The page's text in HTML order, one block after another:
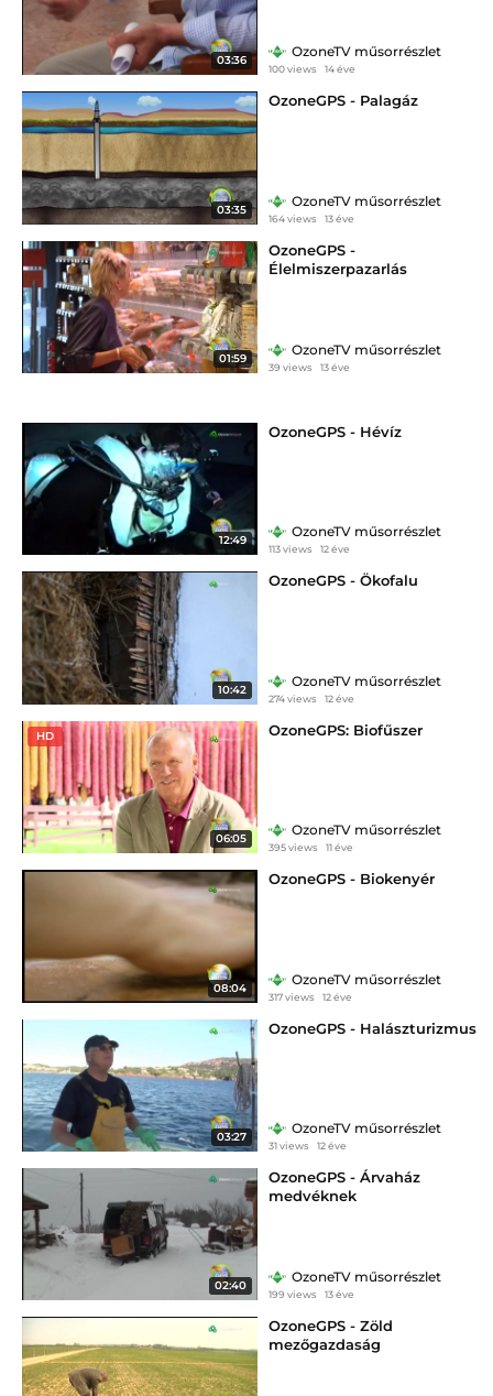
03:36
OzoneTV műsorrészlet
100 views 14 éve
03:35
OzoneGPS - Palagáz
OzoneTV műsorrészlet
164 views 13 éve
01:59
OzoneGPS -
Élelmiszerpazarlás
OzoneTV műsorrészlet
39 views 13 éve
12:49
OzoneGPS - Hévíz
OzoneTV műsorrészlet
113 views 12 éve
10:42
OzoneGPS - Ökofalu
OzoneTV műsorrészlet
274 views 12 éve
HD
06:05
OzoneGPS: Biofűszer
OzoneTV műsorrészlet
395 views 11 éve
08:04
OzoneGPS - Biokenyér
OzoneTV műsorrészlet
317 views 12 éve
03:27
OzoneGPS - Halászturizmus
OzoneTV műsorrészlet
31 views 12 éve
02:40
OzoneGPS - Árvaház
medvéknek
OzoneTV műsorrészlet
199 views 13 éve
OzoneGPS - Zöld
mezőgazdaság